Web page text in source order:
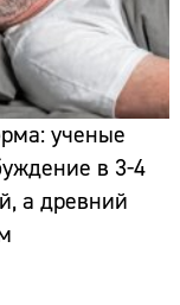
ученые
в 3-4
а древний